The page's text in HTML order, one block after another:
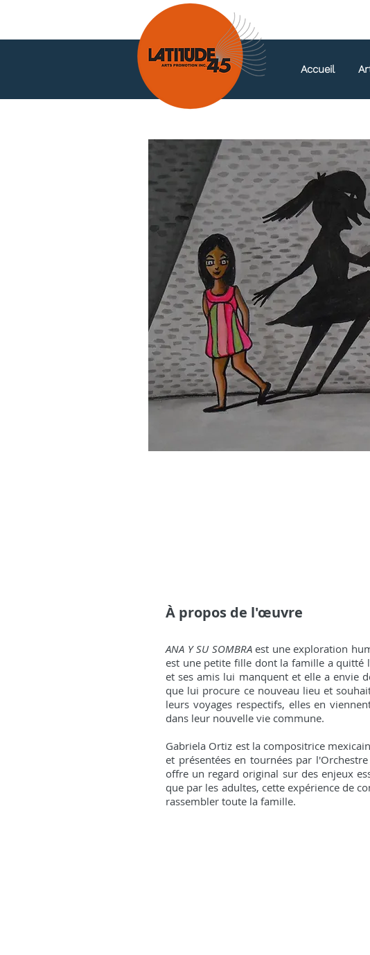
Accueil
Nouvelles
ANA Y SU SOMBRAest une exploration
est une petite fille dont la famille a quitté
et ses amis lui manquent et elle a envie
que lui procure ce nouveau lieu et
leurs voyages respectifs, elles en
dans leur nouvelle vie commune.
Gabriela Ortiz est la compositrice
et présentées en tournées par
offre un regard original sur des enjeux
que par les adultes, cette expérience de
rassembler toute la famille.
À propos de l'œuvre